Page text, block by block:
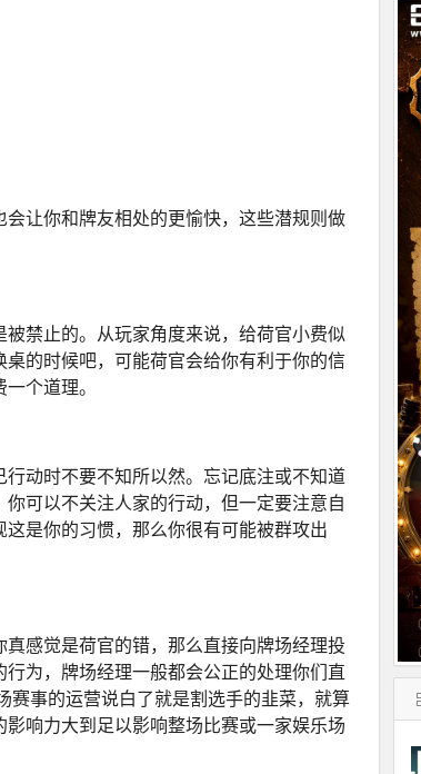
让你和牌友相处的更愉快，这些潜规则做
禁止的。从玩家角度来说，给荷官小费似
的时候吧，可能荷官会给你有利于你的信
个道理。
动时不要不知所以然。忘记底注或不知道
可以不关注人家的行动，但一定要注意自
是你的习惯，那么你很有可能被群攻出
感觉是荷官的错，那么直接向牌场经理投
为，牌场经理一般都会公正的处理你们直
事的运营说白了就是割选手的韭菜，就算
响力大到足以影响整场比赛或一家娱乐场